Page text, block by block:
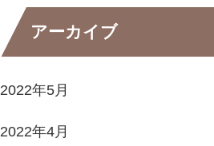
アーカイブ
2022年5月
2022年4月